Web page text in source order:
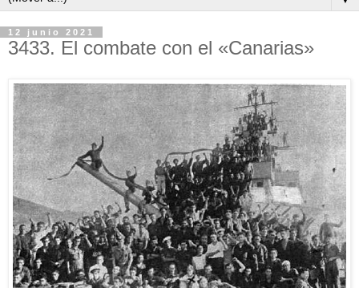
12 junio 2021
3433. El combate con el «Canarias»